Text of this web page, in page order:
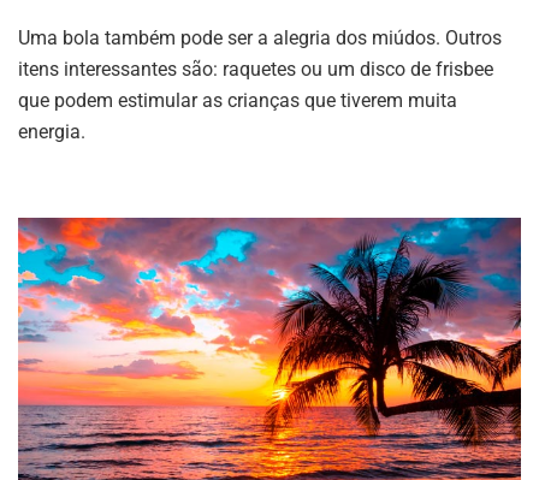
Uma bola também pode ser a alegria dos miúdos. Outros
itens interessantes são: raquetes ou um disco de frisbee
que podem estimular as crianças que tiverem muita
energia.